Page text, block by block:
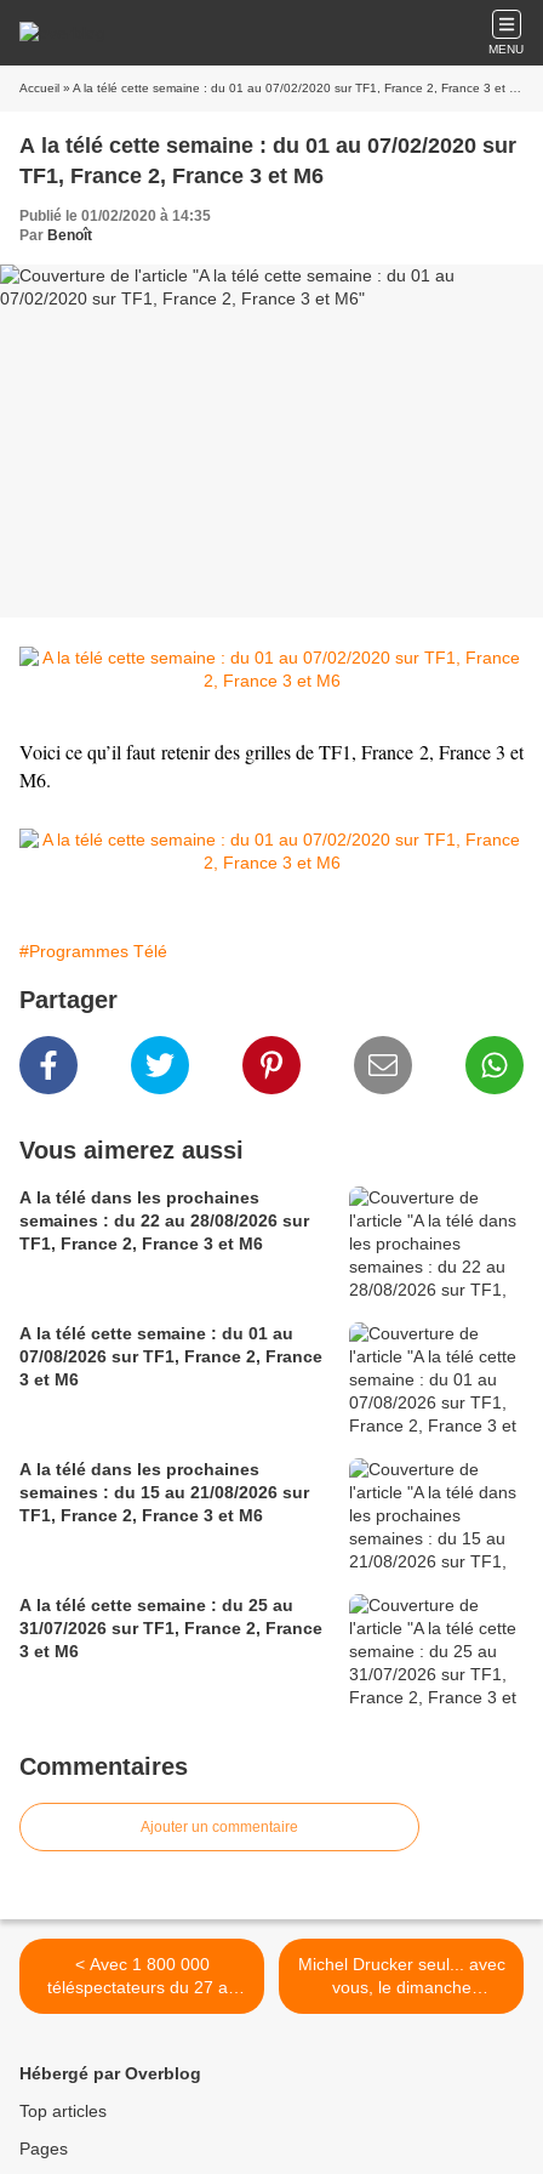
MENU
Accueil » A la télé cette semaine : du 01 au 07/02/2020 sur TF1, France 2, France 3 et M6
A la télé cette semaine : du 01 au 07/02/2020 sur
TF1, France 2, France 3 et M6
Publié le 01/02/2020 à 14:35
Par Benoît
Voici ce qu’il faut retenir des grilles de TF1, France 2, France 3 et
M6.
#Programmes Télé
Partager
Vous aimerez aussi
A la télé dans les prochaines
semaines : du 22 au 28/08/2026 sur
TF1, France 2, France 3 et M6
A la télé cette semaine : du 01 au
07/08/2026 sur TF1, France 2, France
3 et M6
A la télé dans les prochaines
semaines : du 15 au 21/08/2026 sur
TF1, France 2, France 3 et M6
A la télé cette semaine : du 25 au
31/07/2026 sur TF1, France 2, France
3 et M6
Commentaires
Ajouter un commentaire
< Avec 1 800 000
téléspectateurs du 27 au
31/01/20, la partie 2 de
Michel Drucker seul... avec
vous, le dimanche
02/02/2020 dès 13h30 sur
Hébergé par Overblog
Top articles
Pages